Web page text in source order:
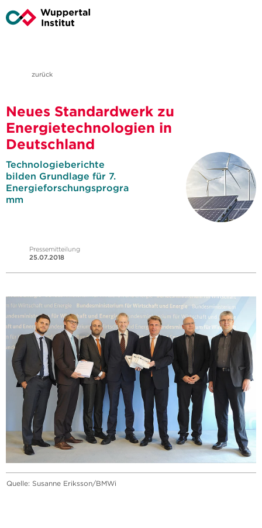
zurück
Neues Standardwerk zu
Energietechnologien in
Deutschland
Technologieberichte
bilden Grundlage für 7.
Energieforschungsprogra
mm
Pressemitteilung
25.07.2018
Quelle: Susanne Eriksson/BMWi